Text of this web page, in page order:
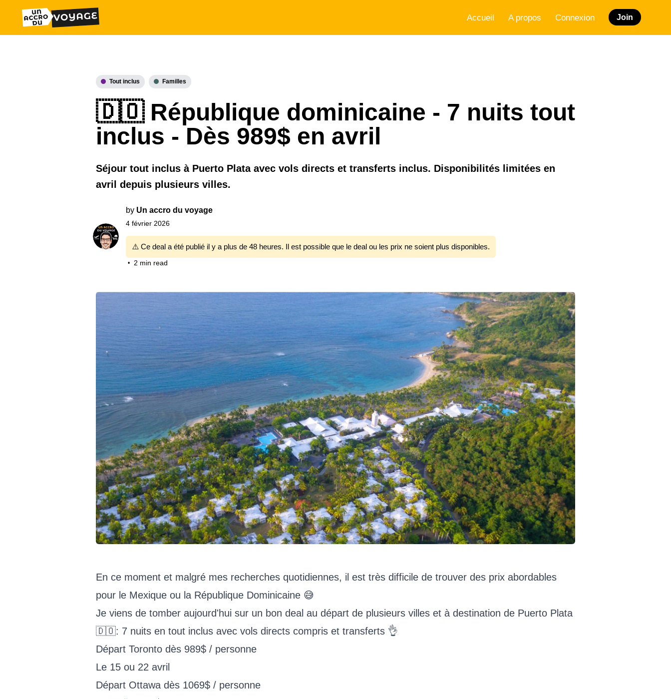
Accueil A propos Connexion Join
Tout inclus Familles
🇩🇴 République dominicaine - 7 nuits tout
inclus - Dès 989$ en avril
Séjour tout inclus à Puerto Plata avec vols directs et transferts inclus. Disponibilités limitées en
avril depuis plusieurs villes.
by Un accro du voyage
4 février 2026
⚠️ Ce deal a été publié il y a plus de 48 heures. Il est possible que le deal ou les prix ne soient plus disponibles.
• 2 min read
En ce moment et malgré mes recherches quotidiennes, il est très difficile de trouver des prix abordables
pour le Mexique ou la République Dominicaine 😅
Je viens de tomber aujourd'hui sur un bon deal au départ de plusieurs villes et à destination de Puerto Plata
🇩🇴: 7 nuits en tout inclus avec vols directs compris et transferts 👌
Départ Toronto dès 989$ / personne
Le 15 ou 22 avril
Départ Ottawa dès 1069$ / personne